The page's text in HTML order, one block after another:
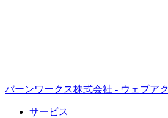
バーンワークス株式会社 - ウェブア
サービス